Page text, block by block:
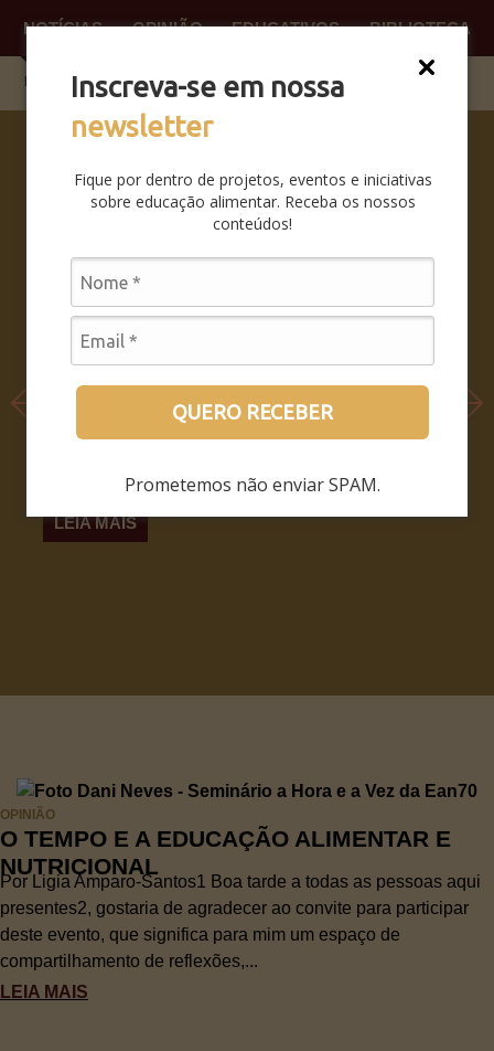
Inscreva-se em nossa
newsletter
Fique por dentro de projetos, eventos e iniciativas
sobre educação alimentar. Receba os nossos
conteúdos!
QUERO RECEBER
Prometemos não enviar SPAM.
NOTÍCIAS OPINIÃO EDUCATIVOS BIBLIOTECA
COMO SER
E NÃO SER
– COMO
ER SENDO,
QUANDO O
MUNDO
INTEIRO
PASSA A
HABITAR
DENTRO DO
SEU
LEIA MAIS
OPINIÃO
O TEMPO E A EDUCAÇÃO ALIMENTAR E
NUTRICIONAL
Por Ligia Amparo-Santos1 Boa tarde a todas as pessoas aqui
presentes2, gostaria de agradecer ao convite para participar
deste evento, que significa para mim um espaço de
compartilhamento de reflexões,...
LEIA MAIS